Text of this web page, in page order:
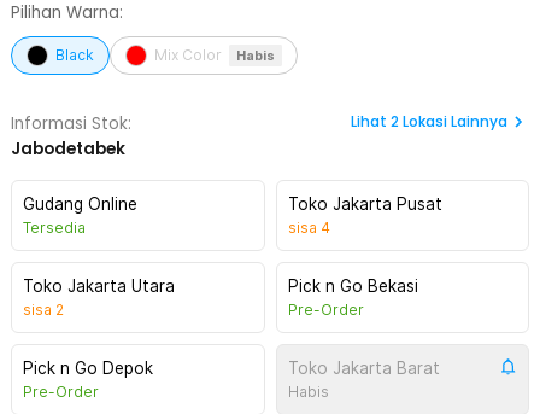
Pilihan Warna:
Black Mix Color Habis
Informasi Stok:
Jabodetabek
Lihat 2Lokasi Lainnya
Gudang Online
Tersedia
Toko Jakarta Pusat
sisa 4
Toko Jakarta Utara
sisa 2
Pick n Go Bekasi
Pre-Order
Pick n Go Depok
Pre-Order
Toko Jakarta Barat
Habis